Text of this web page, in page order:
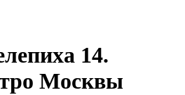
14.
Москвы